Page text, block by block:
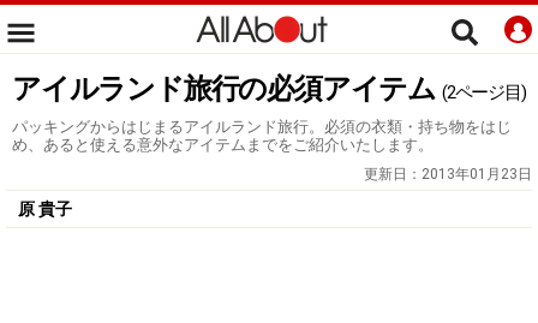
アイルランド旅行の必須アイテム (2ページ目)
パッキングからはじまるアイルランド旅行。必須の衣類・持ち物をはじ
め、あると使える意外なアイテムまでをご紹介いたします。
更新日： 2013年01月23日
原 貴子